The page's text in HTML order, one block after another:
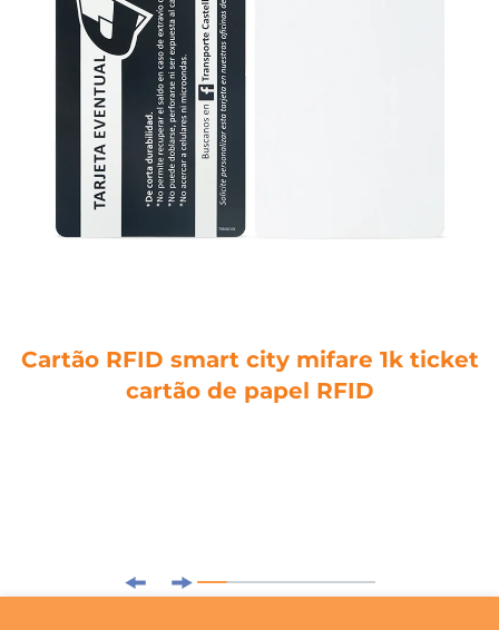
Cartão RFID smart city mifare 1k ticket
cartão de papel RFID